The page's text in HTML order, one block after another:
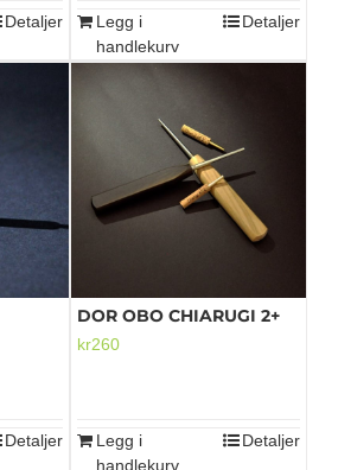
Detaljer
Legg i
handlekurv
Detaljer
Detaljer
DOR OBO CHIARUGI 2+
kr260
Legg i
handlekurv
Detaljer